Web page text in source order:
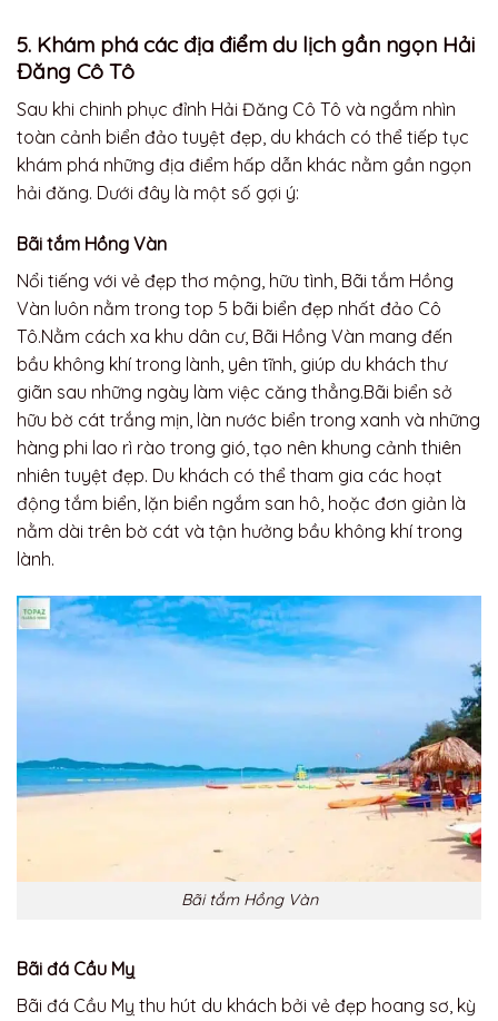
5. Khám phá các địa điểm du lịch gần ngọn Hải
Đăng Cô Tô
Sau khi chinh phục đỉnh Hải Đăng Cô Tô và ngắm nhìn
toàn cảnh biển đảo tuyệt đẹp, du khách có thể tiếp tục
khám phá những địa điểm hấp dẫn khác nằm gần ngọn
hải đăng. Dưới đây là một số gợi ý:
Bãi tắm Hồng Vàn
Nổi tiếng với vẻ đẹp thơ mộng, hữu tình, Bãi tắm Hồng
Vàn luôn nằm trong top 5 bãi biển đẹp nhất đảo Cô
Tô.Nằm cách xa khu dân cư, Bãi Hồng Vàn mang đến
bầu không khí trong lành, yên tĩnh, giúp du khách thư
giãn sau những ngày làm việc căng thẳng.Bãi biển sở
hữu bờ cát trắng mịn, làn nước biển trong xanh và những
hàng phi lao rì rào trong gió, tạo nên khung cảnh thiên
nhiên tuyệt đẹp. Du khách có thể tham gia các hoạt
động tắm biển, lặn biển ngắm san hô, hoặc đơn giản là
nằm dài trên bờ cát và tận hưởng bầu không khí trong
lành.
Bãi tắm Hồng Vàn
Bãi đá Cầu Mỵ
Bãi đá Cầu Mỵ thu hút du khách bởi vẻ đẹp hoang sơ, kỳ